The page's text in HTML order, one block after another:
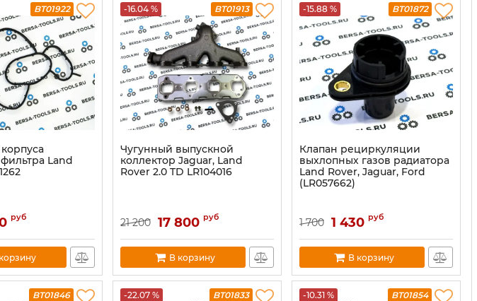
BT01922
Land
руб
-16.04 % BT01913
Чугунный выпускной
коллектор Jаguar, Land
Rоvеr 2.0 TD LR104016
21 200 17 800 руб
В корзину
-15.88 % BT01872
Клапан рециркуляции
выхлопных газов радиатора
Land Rover, Jaguar, Ford
(LR057662)
1 700 1 430 руб
В корзину
BT01846 -22.07 % BT01833 -10.31 % BT01854